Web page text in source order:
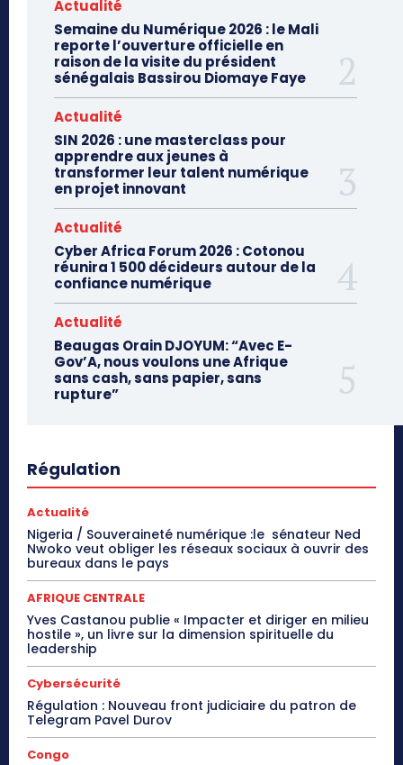
Actualité
Semaine du Numérique 2026 : le Mali
reporte l’ouverture officielle en
raison de la visite du président
sénégalais Bassirou Diomaye Faye
Actualité
SIN 2026 : une masterclass pour
apprendre aux jeunes à
transformer leur talent numérique
en projet innovant
Actualité
Cyber Africa Forum 2026 : Cotonou
réunira 1 500 décideurs autour de la
confiance numérique
Actualité
Beaugas Orain DJOYUM: “Avec E-
Gov’A, nous voulons une Afrique
sans cash, sans papier, sans
rupture”
Régulation
Actualité
Nigeria / Souveraineté numérique :le sénateur Ned
Nwoko veut obliger les réseaux sociaux à ouvrir des
bureaux dans le pays
AFRIQUE CENTRALE
Yves Castanou publie « Impacter et diriger en milieu
hostile », un livre sur la dimension spirituelle du
leadership
Cybersécurité
Régulation : Nouveau front judiciaire du patron de
Telegram Pavel Durov
Congo